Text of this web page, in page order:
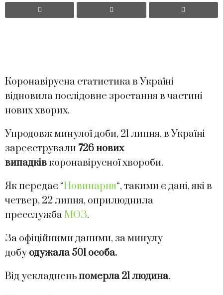
Коронавірусна статистика в Україні
відновила послідовне зростання в частині
нових хворих.
Упродовж минулої доби, 21 липня, в Україні
зареєстрували 726 нових
випадківкоронавірусної хвороби.
Як передає “Новинарня“, такими є дані, які в
четвер, 22 липня, оприлюднила
пресслужбаМОЗ.
За офіційними даними, за минулу
добу одужала 501 особа.
Від ускладненьпомерла 21 людина.